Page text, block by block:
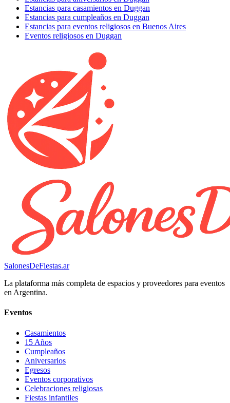
Estancias para casamientos en Duggan
Estancias para cumpleaños en Duggan
Estancias para eventos religiosos en Buenos Aires
Eventos religiosos en Duggan
SalonesDeFiestas.ar
La plataforma más completa de espacios y proveedores para eventos
en Argentina.
Eventos
Casamientos
15 Años
Cumpleaños
Aniversarios
Egresos
Eventos corporativos
Celebraciones religiosas
Fiestas infantiles